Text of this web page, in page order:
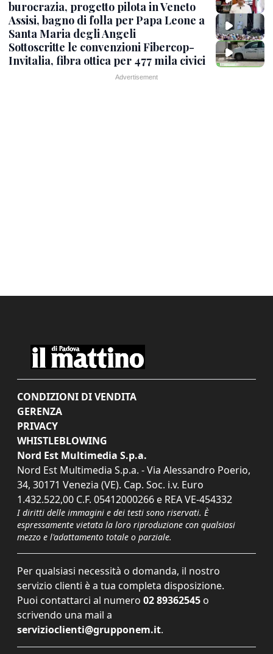
burocrazia, progetto pilota in Veneto
Assisi, bagno di folla per Papa Leone a
Santa Maria degli Angeli
Sottoscritte le convenzioni Fibercop-
Invitalia, fibra ottica per 477 mila civici
CONDIZIONI DI VENDITA
GERENZA
PRIVACY
WHISTLEBLOWING
Nord Est Multimedia S.p.a.
Nord Est Multimedia S.p.a. - Via Alessandro Poerio,
34, 30171 Venezia (VE). Cap. Soc. i.v. Euro
1.432.522,00 C.F. 05412000266 e REA VE-454332
I diritti delle immagini e dei testi sono riservati. È
espressamente vietata la loro riproduzione con qualsiasi
mezzo e l'adattamento totale o parziale.
Per qualsiasi necessità o domanda, il nostro
servizio clienti è a tua completa disposizione.
Puoi contattarci al numero 02 89362545 o
scrivendo una mail a
servizioclienti@grupponem.it.